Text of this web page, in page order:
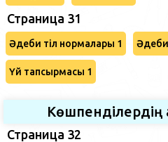
Страница 31
Әдеби тіл нормалары 1 Әдеби
Үй тапсырмасы 1
Көшпенділердің
Страница 32